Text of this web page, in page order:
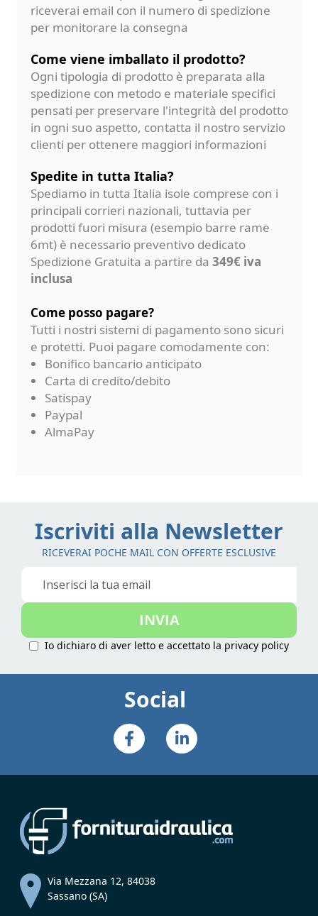
riceverai email con il numero di spedizione
per monitorare la consegna
Come viene imballato il prodotto?
Ogni tipologia di prodotto è preparata alla
spedizione con metodo e materiale specifici
pensati per preservare l'integrità del prodotto
in ogni suo aspetto, contatta il nostro servizio
clienti per ottenere maggiori informazioni
Spedite in tutta Italia?
Spediamo in tutta Italia isole comprese con i
principali corrieri nazionali, tuttavia per
prodotti fuori misura (esempio barre rame
6mt) è necessario preventivo dedicato
Spedizione Gratuita a partire da 349€ iva
inclusa
Come posso pagare?
Tutti i nostri sistemi di pagamento sono sicuri
e protetti. Puoi pagare comodamente con:
Bonifico bancario anticipato
Carta di credito/debito
Satispay
Paypal
AlmaPay
Iscriviti alla Newsletter
RICEVERAI POCHE MAIL CON OFFERTE ESCLUSIVE
Iscriviti
nostra
INVIA
Io dichiaro di aver letto e accettato la privacy policy
Social
Via Mezzana 12, 84038
Sassano (SA)